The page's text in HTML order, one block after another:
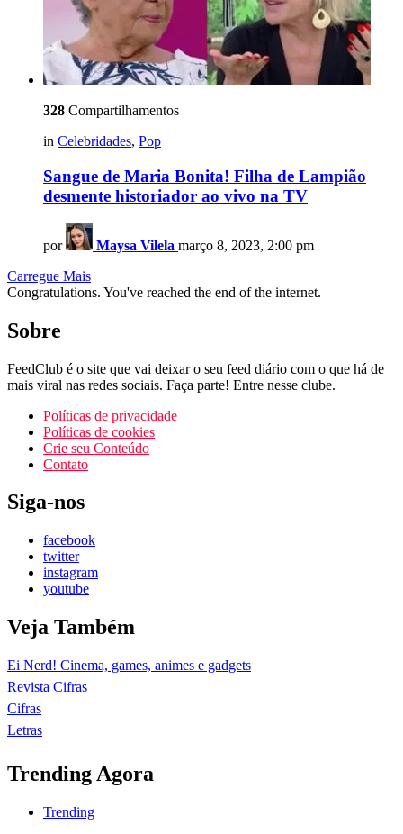
328 Compartilhamentos
in Celebridades, Pop
Sangue de Maria Bonita! Filha de Lampião
desmente historiador ao vivo na TV
por Maysa Vilela março 8, 2023, 2:00 pm
Carregue Mais
Congratulations. You've reached the end of the internet.
Sobre
FeedClub é o site que vai deixar o seu feed diário com o que há de
mais viral nas redes sociais. Faça parte! Entre nesse clube.
Políticas de privacidade
Políticas de cookies
Crie seu Conteúdo
Contato
Siga-nos
facebook
twitter
instagram
youtube
Veja Também
Ei Nerd! Cinema, games, animes e gadgets
Revista Cifras
Cifras
Letras
Trending Agora
Trending